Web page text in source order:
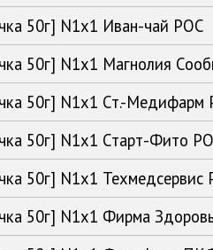
50г] N1x1 Иван-чай РОС
50г] N1x1 Магнолия
50г] N1x1 Ст.-Медифарм
50г] N1x1 Старт-Фито
50г] N1x1 Техмедсервис
50г] N1x1 Фирма